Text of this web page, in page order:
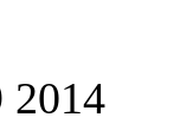
2014